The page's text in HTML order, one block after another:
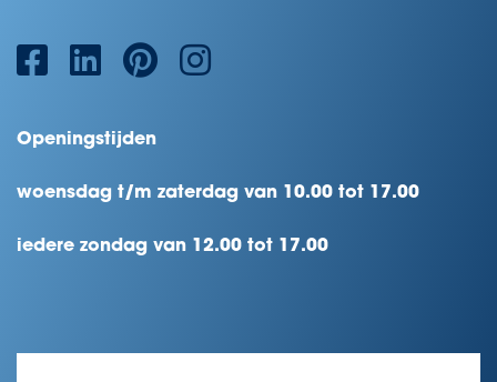
Openingstijden
woensdag t/m zaterdag van 10.00 tot 17.00
iedere zondag van 12.00 tot 17.00